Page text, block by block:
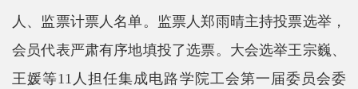
人、监票计票人名单。监票人郑雨晴主持投票选举，
会员代表严肃有序地填投了选票。大会选举王宗巍、
王媛等11人担任集成电路学院工会第一届委员会委